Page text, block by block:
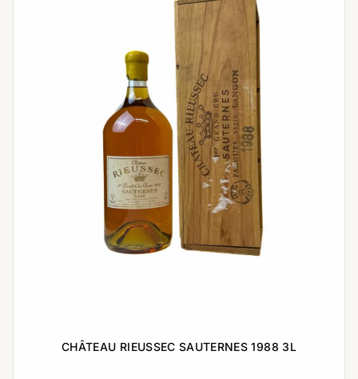
CHÂTEAU RIEUSSEC SAUTERNES 1988 3L